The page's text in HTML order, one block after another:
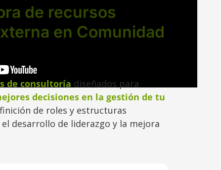
de recursos
en Comunidad
de consultoría diseñados para
decisiones en la gestión de tu
de roles y estructuras
desarrollo de liderazgo y la mejora